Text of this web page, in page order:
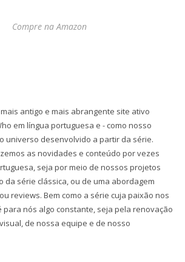
Compre na Amazon
antigo e mais abrangente site ativo
em língua portuguesa e - como nosso
universo desenvolvido a partir da série.
as novidades e conteúdo por vezes
seja por meio de nossos projetos
da série clássica, ou de uma abordagem
reviews. Bem como a série cuja paixão nos
para nós algo constante, seja pela renovação
de nossa equipe e de nosso